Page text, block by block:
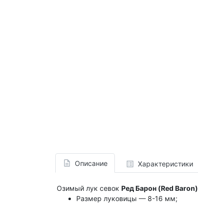
Описание Характеристики
Озимый лук севок Ред Барон (Red Baron)
Размер луковицы — 8-16 мм;